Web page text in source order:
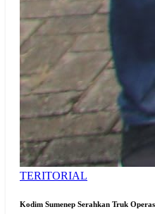
TERITORIAL
Kodim Sumenep Serahkan Truk